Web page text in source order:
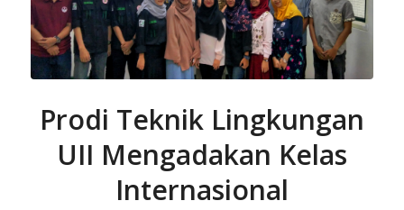
Prodi Teknik Lingkungan
UII Mengadakan Kelas
Internasional